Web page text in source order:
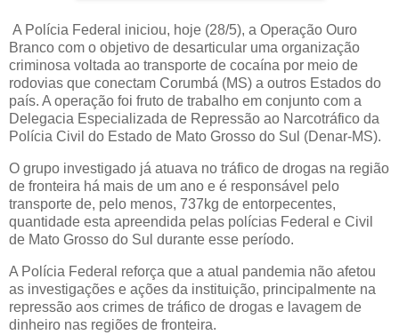
A Polícia Federal iniciou, hoje (28/5), a Operação Ouro
Branco com o objetivo de desarticular uma organização
criminosa voltada ao transporte de cocaína por meio de
rodovias que conectam Corumbá (MS) a outros Estados do
país. A operação foi fruto de trabalho em conjunto com a
Delegacia Especializada de Repressão ao Narcotráfico da
Polícia Civil do Estado de Mato Grosso do Sul (Denar-MS).
O grupo investigado já atuava no tráfico de drogas na região
de fronteira há mais de um ano e é responsável pelo
transporte de, pelo menos, 737kg de entorpecentes,
quantidade esta apreendida pelas polícias Federal e Civil
de Mato Grosso do Sul durante esse período.
A Polícia Federal reforça que a atual pandemia não afetou
as investigações e ações da instituição, principalmente na
repressão aos crimes de tráfico de drogas e lavagem de
dinheiro nas regiões de fronteira.